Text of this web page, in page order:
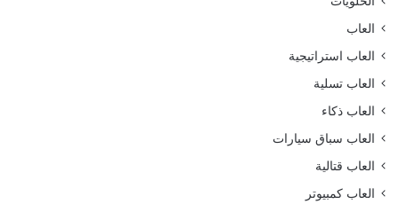
العاب
العاب استراتيجية
العاب تسلية
العاب ذكاء
العاب سباق سيارات
العاب قتالية
العاب كمبيوتر